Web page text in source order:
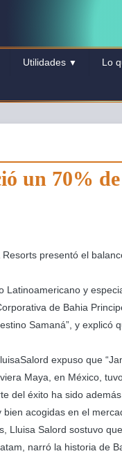
Utilidades ▼ Lo
un 70%
presentó el
y
de Bahia
Samaná”, y
expuso que
Maya, en México,
del éxito ha sido
acogidas en el
Lluisa Salord sostuvo
narró la historia de